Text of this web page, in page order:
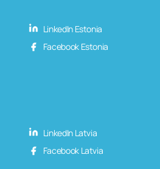
LinkedIn Estonia
Facebook Estonia
LinkedIn Latvia
Facebook Latvia